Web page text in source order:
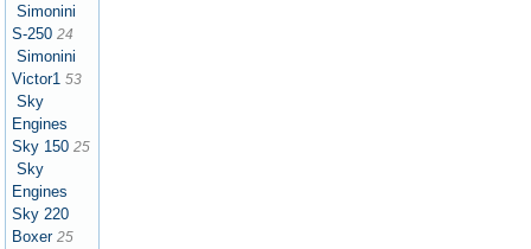
Simonini
S-250 24
Simonini
Victor1 53
Sky
Engines
Sky 150 25
Sky
Engines
Sky 220
Boxer 25